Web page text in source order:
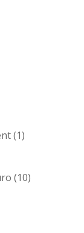
(1)
(10)